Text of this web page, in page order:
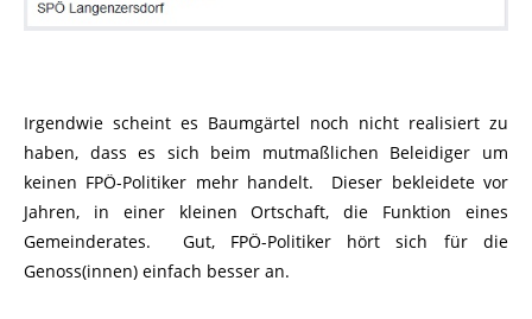
Irgendwie scheint es Baumgärtel noch nicht realisiert zu
haben, dass es sich beim mutmaßlichen Beleidiger um
keinen FPÖ-Politiker mehr handelt. Dieser bekleidete vor
Jahren, in einer kleinen Ortschaft, die Funktion eines
Gemeinderates. Gut, FPÖ-Politiker hört sich für die
Genoss(innen) einfach besser an.